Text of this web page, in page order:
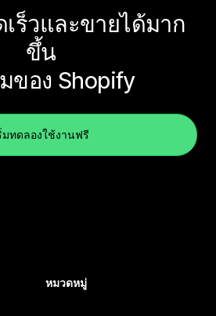
เร็วและขายได้มาก
ขึ้น
ของ Shopify
มทดลองใช้งานฟรี
หมวดหมู่